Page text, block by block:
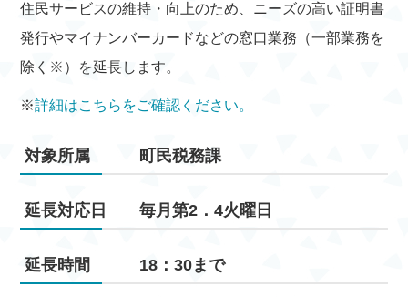
住民サービスの維持・向上のため、ニーズの高い証明書
発行やマイナンバーカードなどの窓口業務（一部業務を
除く※）を延長します。
※詳細はこちらをご確認ください。
対象所属 町民税務課
延長対応日 毎月第2．4火曜日
延長時間 18：30まで